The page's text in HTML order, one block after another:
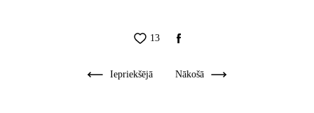
13
Iepriekšējā Nākošā